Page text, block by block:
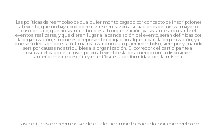
Las políticas de reembolso de cualquier monto pagado por concepto de inscripciones
al evento, que no haya podido realizarse en razón a situaciones de fuerza mayor o
caso fortuito, que no sean atribuibles a la organización, ya sea antes o durante el
evento a realizarse, y que dieren lugar a la cancelación del evento, serán definidas por
la organización, sin que esto represente obligación alguna para la organización, ya
que será decisión de esta última realizar o no cualquier reembolso, siempre y cuando
será por causas no atribuibles a la organización. El corredor o el participante al
realizar el pago de la inscripción al evento está de acuerdo con la disposición
anteriormente descrita y manifiesta su conformidad con la misma.